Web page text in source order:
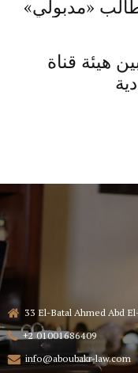
«مدبولي»
هيئة قناة
33 El-Batal Ahmed Abd
+2 01001686409
info@aboubakr-law.com